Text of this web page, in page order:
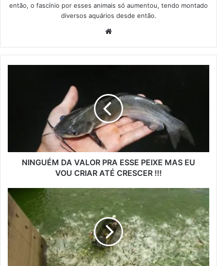
então, o fascínio por esses animais só aumentou, tendo montado
diversos aquários desde então.
Website
NINGUÉM DA VALOR PRA ESSE PEIXE MAS EU
VOU CRIAR ATÉ CRESCER !!!